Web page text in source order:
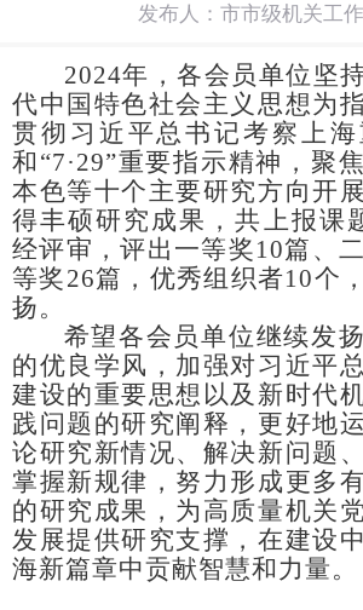
发布人：市市级机关工
2024年，各会员单位坚
代中国特色社会主义思想为
贯彻习近平总书记考察上
和 “7·29”重要指示精神 ， 聚
本色等十个主要研究方向开
得丰硕研究成果 ，共上报课
经评审，评出一等奖10篇、
等奖26篇，优秀组织者10个
扬。
希望各会员单位继续发
的优良学风，加强对习近平
建设的重要思想以及 新时代
践问题的研究阐释，更好地
论研究新情况、解决新问题
掌握新规律，努力 形成更多
的研究成果， 为高质量机关
发展提供研究支撑，在建设
海新篇章中贡献智慧和力量。